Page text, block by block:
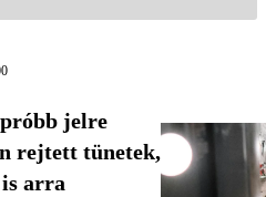
jelre
rejtett tünetek,
arra